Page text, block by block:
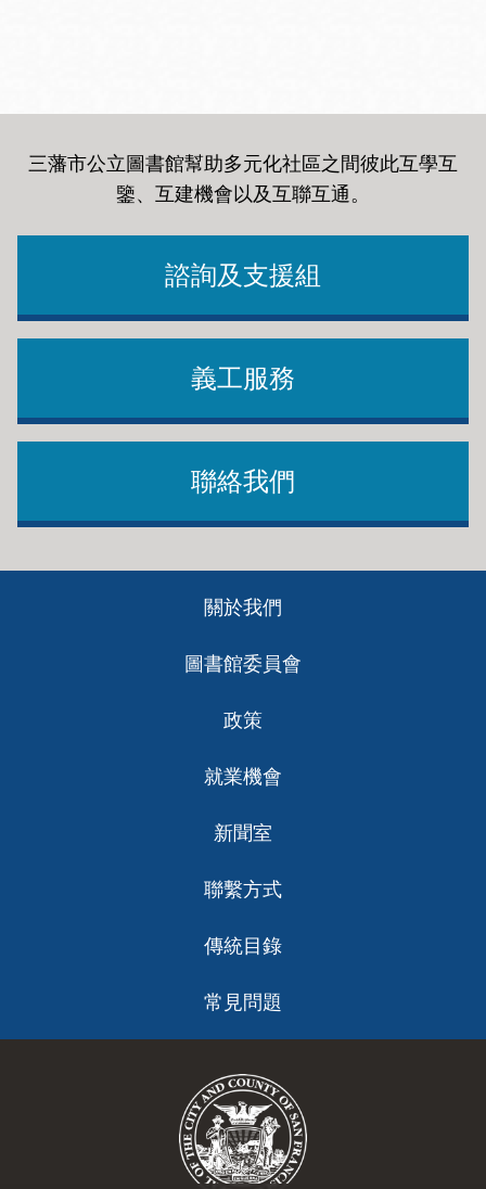
三藩市公立圖書館幫助多元化社區之間彼此互學互
鑒、互建機會以及互聯互通。
諮詢及支援組
義工服務
聯絡我們
關於我們
圖書館委員會
政策
就業機會
新聞室
聯繫方式
傳統目錄
常見問題